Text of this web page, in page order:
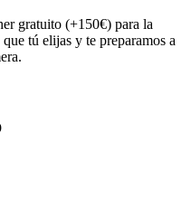
gratuito (+150€) para la
tú elijas y te preparamos a